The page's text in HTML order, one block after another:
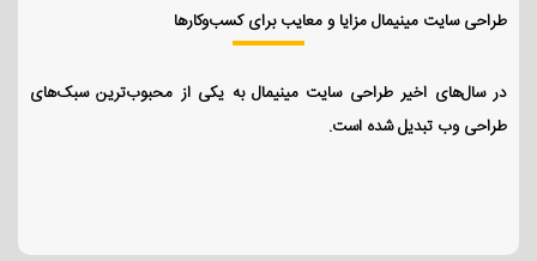
طراحی سایت مینیمال مزایا و معایب برای کسب‌وکارها
در سال‌های اخیر طراحی سایت مینیمال به یکی از محبوب‌ترین سبک‌های
طراحی وب تبدیل شده است.